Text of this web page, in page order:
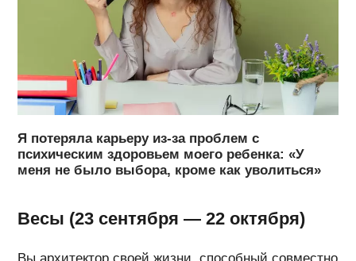
Я потеряла карьеру из-за проблем с
психическим здоровьем моего ребенка: «У
меня не было выбора, кроме как уволиться»
Весы (23 сентября — 22 октября)
Вы архитектор своей жизни, способный совместно